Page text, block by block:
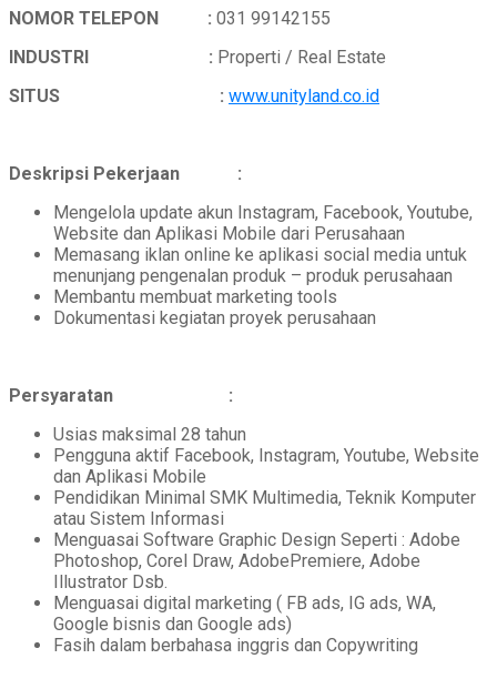
NOMOR TELEPON : 031 99142155
INDUSTRI : Properti / Real Estate
SITUS : www.unityland.co.id
Deskripsi Pekerjaan :
Mengelola update akun Instagram, Facebook, Youtube,
Website dan Aplikasi Mobile dari Perusahaan
Memasang iklan online ke aplikasi social media untuk
menunjang pengenalan produk – produk perusahaan
Membantu membuat marketing tools
Dokumentasi kegiatan proyek perusahaan
Persyaratan :
Usias maksimal 28 tahun
Pengguna aktif Facebook, Instagram, Youtube, Website
dan Aplikasi Mobile
Pendidikan Minimal SMK Multimedia, Teknik Komputer
atau Sistem Informasi
Menguasai Software Graphic Design Seperti : Adobe
Photoshop, Corel Draw, AdobePremiere, Adobe
Illustrator Dsb.
Menguasai digital marketing ( FB ads, IG ads, WA,
Google bisnis dan Google ads)
Fasih dalam berbahasa inggris dan Copywriting